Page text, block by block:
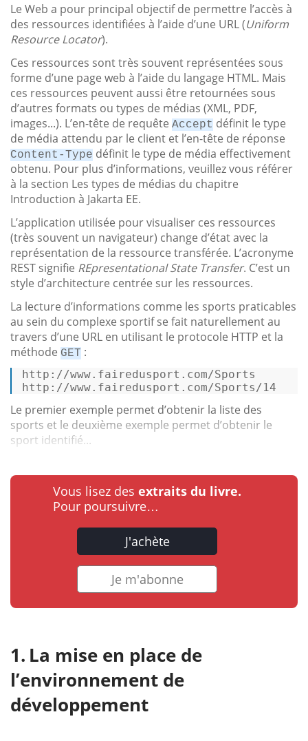
Le Web a pour principal objectif de permettre l’accès à
des ressources identifiées à l’aide d’une URL (Uniform
Resource Locator).
Ces ressources sont très souvent représentées sous
forme d’une page web à l’aide du langage HTML. Mais
ces ressources peuvent aussi être retournées sous
d’autres formats ou types de médias (XML, PDF,
images...). L’en-tête de requête Accept définit le type
de média attendu par le client et l’en-tête de réponse
Content-Type définit le type de média effectivement
obtenu. Pour plus d’informations, veuillez vous référer
à la section Les types de médias du chapitre
Introduction à Jakarta EE.
L’application utilisée pour visualiser ces ressources
(très souvent un navigateur) change d’état avec la
représentation de la ressource transférée. L’acronyme
REST signifie REpresentational State Transfer. C’est un
style d’architecture centrée sur les ressources.
La lecture d’informations comme les sports praticables
au sein du complexe sportif se fait naturellement au
travers d’une URL en utilisant le protocole HTTP et la
méthode GET :
http://www.fairedusport.com/Sports
http://www.fairedusport.com/Sports/14
Le premier exemple permet d’obtenir la liste des
sports et le deuxième exemple permet d’obtenir le
sport identifié...
Vous lisez des extraits du livre.
Pour poursuivre…
J'achète
Je m'abonne
La mise en place de
l’environnement de
développement